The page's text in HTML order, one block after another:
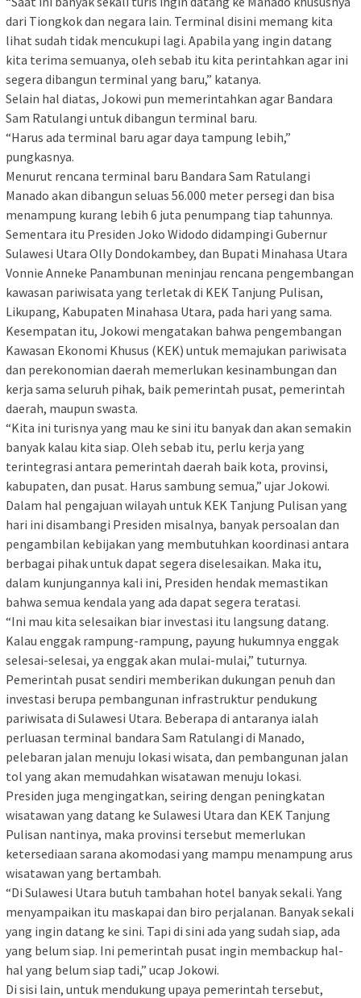
dari Tiongkok dan negara lain. Terminal disini memang kita
lihat sudah tidak mencukupi lagi. Apabila yang ingin datang
kita terima semuanya, oleh sebab itu kita perintahkan agar ini
segera dibangun terminal yang baru,” katanya.
Selain hal diatas, Jokowi pun memerintahkan agar Bandara
Sam Ratulangi untuk dibangun terminal baru.
“Harus ada terminal baru agar daya tampung lebih,”
pungkasnya.
Menurut rencana terminal baru Bandara Sam Ratulangi
Manado akan dibangun seluas 56.000 meter persegi dan bisa
menampung kurang lebih 6 juta penumpang tiap tahunnya.
Sementara itu Presiden Joko Widodo didampingi Gubernur
Sulawesi Utara Olly Dondokambey, dan Bupati Minahasa Utara
Vonnie Anneke Panambunan meninjau rencana pengembangan
kawasan pariwisata yang terletak di KEK Tanjung Pulisan,
Likupang, Kabupaten Minahasa Utara, pada hari yang sama.
Kesempatan itu, Jokowi mengatakan bahwa pengembangan
Kawasan Ekonomi Khusus (KEK) untuk memajukan pariwisata
dan perekonomian daerah memerlukan kesinambungan dan
kerja sama seluruh pihak, baik pemerintah pusat, pemerintah
daerah, maupun swasta.
“Kita ini turisnya yang mau ke sini itu banyak dan akan semakin
banyak kalau kita siap. Oleh sebab itu, perlu kerja yang
terintegrasi antara pemerintah daerah baik kota, provinsi,
kabupaten, dan pusat. Harus sambung semua,” ujar Jokowi.
Dalam hal pengajuan wilayah untuk KEK Tanjung Pulisan yang
hari ini disambangi Presiden misalnya, banyak persoalan dan
pengambilan kebijakan yang membutuhkan koordinasi antara
berbagai pihak untuk dapat segera diselesaikan. Maka itu,
dalam kunjungannya kali ini, Presiden hendak memastikan
bahwa semua kendala yang ada dapat segera teratasi.
“Ini mau kita selesaikan biar investasi itu langsung datang.
Kalau enggak rampung-rampung, payung hukumnya enggak
selesai-selesai, ya enggak akan mulai-mulai,” tuturnya.
Pemerintah pusat sendiri memberikan dukungan penuh dan
investasi berupa pembangunan infrastruktur pendukung
pariwisata di Sulawesi Utara. Beberapa di antaranya ialah
perluasan terminal bandara Sam Ratulangi di Manado,
pelebaran jalan menuju lokasi wisata, dan pembangunan jalan
tol yang akan memudahkan wisatawan menuju lokasi.
Presiden juga mengingatkan, seiring dengan peningkatan
wisatawan yang datang ke Sulawesi Utara dan KEK Tanjung
Pulisan nantinya, maka provinsi tersebut memerlukan
ketersediaan sarana akomodasi yang mampu menampung arus
wisatawan yang bertambah.
“Di Sulawesi Utara butuh tambahan hotel banyak sekali. Yang
menyampaikan itu maskapai dan biro perjalanan. Banyak sekali
yang ingin datang ke sini. Tapi di sini ada yang sudah siap, ada
yang belum siap. Ini pemerintah pusat ingin membackup hal-
hal yang belum siap tadi,” ucap Jokowi.
Di sisi lain, untuk mendukung upaya pemerintah tersebut,